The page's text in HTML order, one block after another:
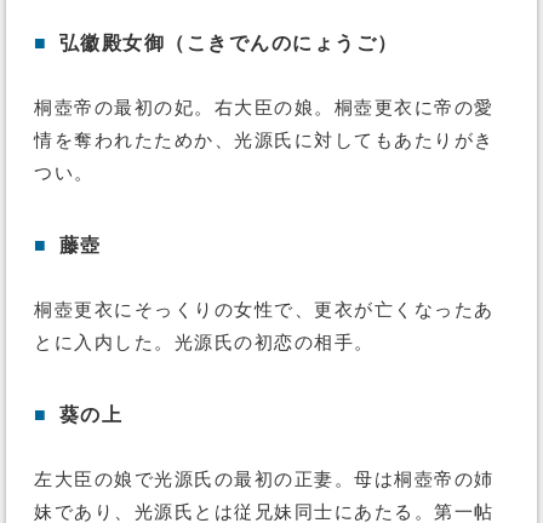
■ 弘徽殿女御（こきでんのにょうご）
桐壺帝の最初の妃。右大臣の娘。桐壺更衣に帝の愛
情を奪われたためか、光源氏に対してもあたりがき
つい。
■ 藤壺
桐壺更衣にそっくりの女性で、更衣が亡くなったあ
とに入内した。光源氏の初恋の相手。
■ 葵の上
左大臣の娘で光源氏の最初の正妻。母は桐壺帝の姉
妹であり、光源氏とは従兄妹同士にあたる。第一帖